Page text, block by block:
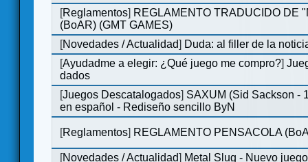
[Reglamentos] REGLAMENTO TRADUCIDO DE
(BoAR) (GMT GAMES)
[Novedades / Actualidad] Duda: al filler de la
[Ayudadme a elegir: ¿Qué juego me compro?]
dados
[Juegos Descatalogados] SAXUM (Sid Sackson -
en español - Rediseño sencillo ByN
[Reglamentos] REGLAMENTO PENSACOLA
[Novedades / Actualidad] Metal Slug - Nuevo